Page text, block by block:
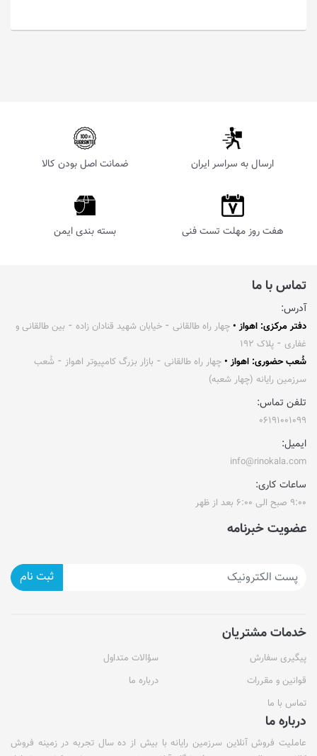
ارسال به سراسر ایران ضمانت اصل بودن کالا
هفت روز مهلت تست فنی بسته بندی ایمن
تماس با ما
آدرس:
دفتر مرکزی: اهواز • چهار راه طالقانی ⁃ خیابان شهید قنادان زاده ⁃ بین طالقانی و
غفاری ⁃ پلاک ۱۹۲
شُعب حضوری: اهواز • چهار راه طالقانی ⁃ بازار بزرگ کامپیوتر اهواز ⁃ شُعب
سرزمین رایانه (چهار شعبه)
تلفن تماس:
۰۶۱۹۱۰۰۱۰۹۹
ایمیل:
info@rinokala.com
ساعات کاری:
۹:۰۰ صبح الی ۶:۰۰ بعد از ظهر
عضویت خبرنامه
ثبت نام
خدمات مشتریان
پیگیری سفارش
سؤالات متداول
قوانین و مقررات
درباره ما
تماس با ما
درباره ما
عاملیت فروش آنلاین سرزمین رایانه با بیش از ده سال تجربه در زمینه فروش